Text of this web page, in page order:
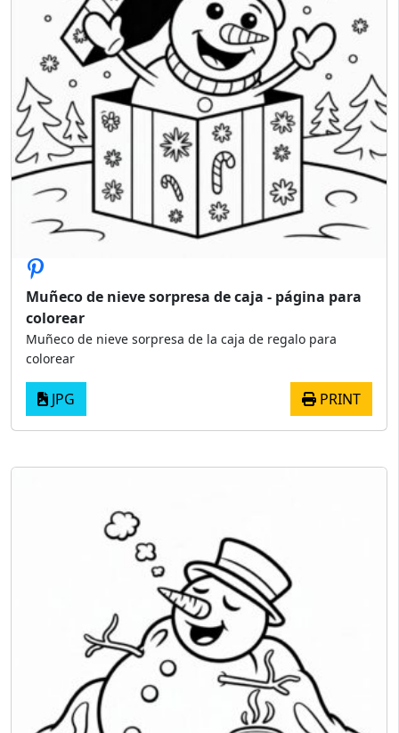
Muñeco de nieve sorpresa de caja - página para
colorear
Muñeco de nieve sorpresa de la caja de regalo para
colorear
JPG PRINT